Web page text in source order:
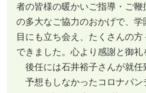
者の皆様の暖かいご指導・ご
の多大なご協力のおかげで、
目にも立ち会え、たくさんの
できました。心より感謝と御礼
後任には石井裕子さんが就任
予想もしなかったコロナパン